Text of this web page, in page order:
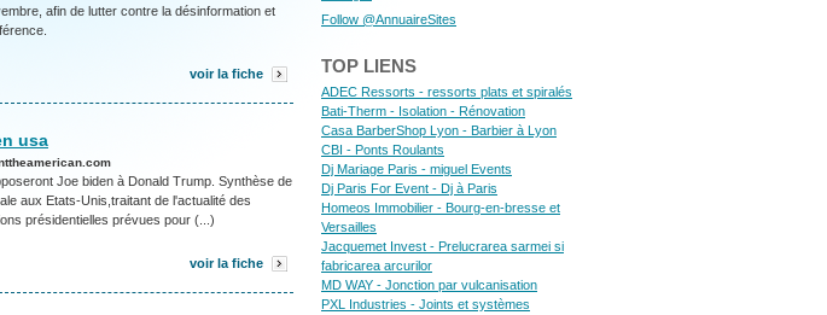
afin de lutter contre la désinformation et
voir la fiche
usa
Joe biden à Donald Trump. Synthèse de
aux Etats-Unis,traitant de l'actualité des
présidentielles prévues pour (...)
voir la fiche
Follow @AnnuaireSites
TOP LIENS
ADEC Ressorts - ressorts plats et spiralés
Bati-Therm - Isolation - Rénovation
Casa BarberShop Lyon - Barbier à Lyon
CBI - Ponts Roulants
Dj Mariage Paris - miguel Events
Dj Paris For Event - Dj à Paris
Homeos Immobilier - Bourg-en-bresse et
Versailles
Jacquemet Invest - Prelucrarea sarmei si
fabricarea arcurilor
MD WAY - Jonction par vulcanisation
PXL Industries - Joints et systèmes